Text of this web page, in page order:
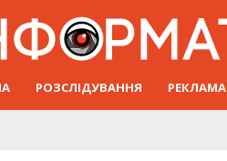
РОЗСЛІДУВАННЯ РЕКЛАМА